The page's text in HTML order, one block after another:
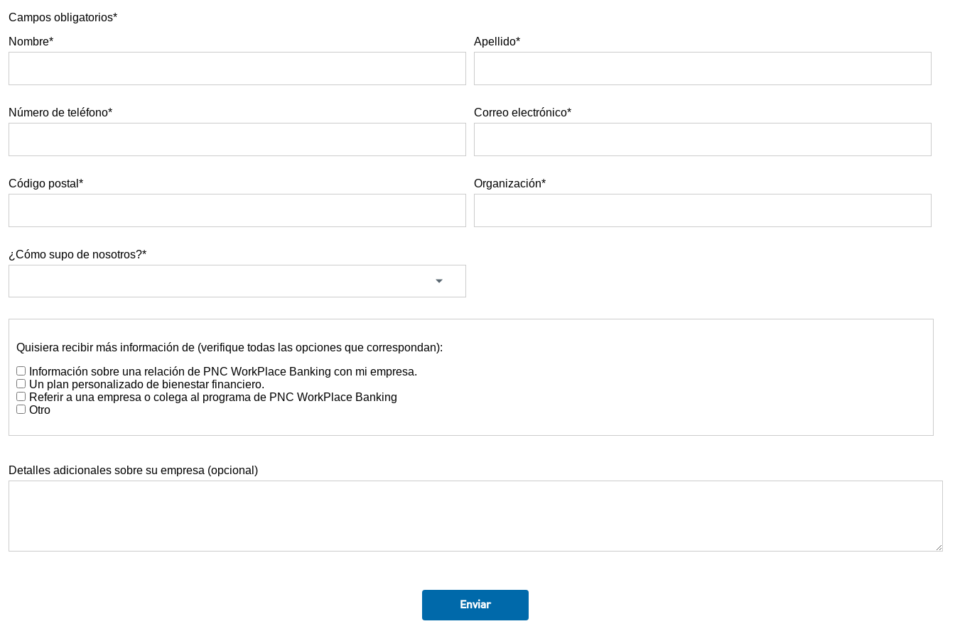
Campos obligatorios*
Nombre*
Apellido*
Número de teléfono* Correo electrónico*
Código postal* Organización*
¿Cómo supo de nosotros?*
Quisiera recibir más información de (verifique todas las opciones que correspondan):
Información sobre una relación de PNC WorkPlace Banking con mi empresa.
Un plan personalizado de bienestar financiero.
Referir a una empresa o colega al programa de PNC WorkPlace Banking
Otro
Detalles adicionales sobre su empresa (opcional)